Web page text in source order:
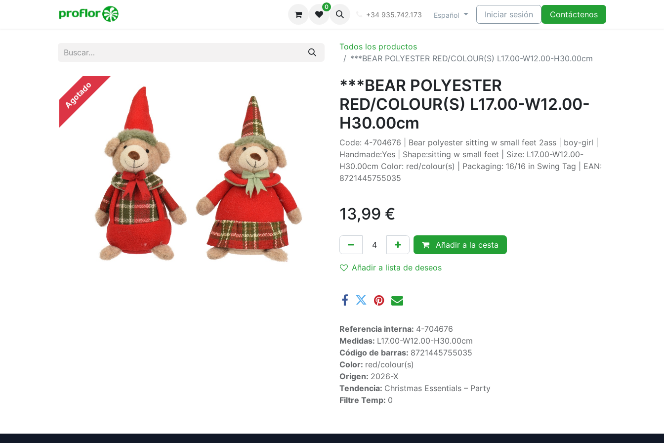
0
+34 935.742.173 Español Iniciar sesión Contáctenos
Todos los productos
***BEAR POLYESTER RED/COLOUR(S) L17.00-W12.00-H30.00cm
Agotado
***BEAR POLYESTER
RED/COLOUR(S) L17.00-W12.00-
H30.00cm
Code: 4-704676 | Bear polyester sitting w small feet 2ass | boy-girl |
Handmade:Yes | Shape:sitting w small feet | Size: L17.00-W12.00-
H30.00cm Color: red/colour(s) | Packaging: 16/16 in Swing Tag | EAN:
8721445755035
13,99 €
Añadir a la cesta
Añadir a lista de deseos
Referencia interna: 4-704676
Medidas: L17.00-W12.00-H30.00cm
Código de barras: 8721445755035
Color: red/colour(s)
Origen: 2026-X
Tendencia: Christmas Essentials – Party
Filtre Temp: 0